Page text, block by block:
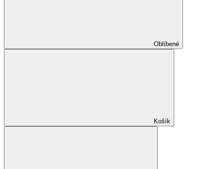
Oblíbené
Košík